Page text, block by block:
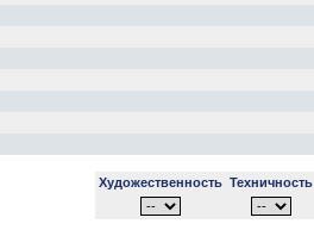
Художественность Техничность